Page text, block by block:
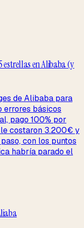
estrellas en Alibaba (y
de Alibaba para
errores básicos
pago 100% por
costaron 3.200€ y
con los puntos
habría parado el